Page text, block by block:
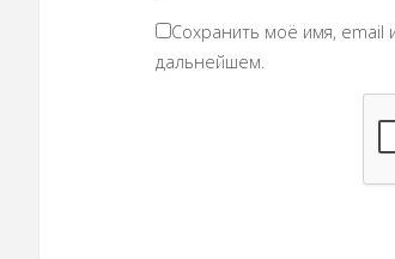
Сохранить моё имя, email
дальнейшем.